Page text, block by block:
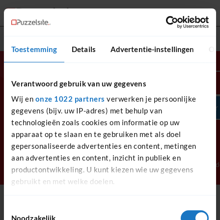
Toestemming Details Advertentie-instellingen
Verantwoord gebruik van uw gegevens
Wij en onze 1022 partners verwerken je persoonlijke
gegevens (bijv. uw IP-adres) met behulp van
technologieën zoals cookies om informatie op uw
apparaat op te slaan en te gebruiken met als doel
gepersonaliseerde advertenties en content, metingen
aan advertenties en content, inzicht in publiek en
productontwikkeling. U kunt kiezen wie uw gegevens
gebruikt en met welke doelen.
Noodzakelijk
favorieten, hier vind je
altijd de perfecte uitdaging.
Registreer
© 2026 Puzzelsite.nl is onderdeel van de
Keesing Media Groep. Alle rechten
voorbehouden.
Faq
Privacy
Algemene